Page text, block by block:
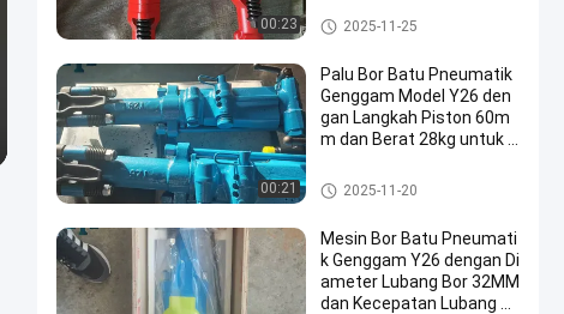
00:23
Batu
Mesin Pengeboran Batu
2025-11-25
00:21
Palu Bor Batu Pneumatik
Genggam Model Y26 den
gan Langkah Piston 60m
m dan Berat 28kg untuk P
Mesin Pengeboran Batu
2025-11-20
Mesin Bor Batu Pneumati
k Genggam Y26 dengan Di
ameter Lubang Bor 32MM
dan Kecepatan Lubang B